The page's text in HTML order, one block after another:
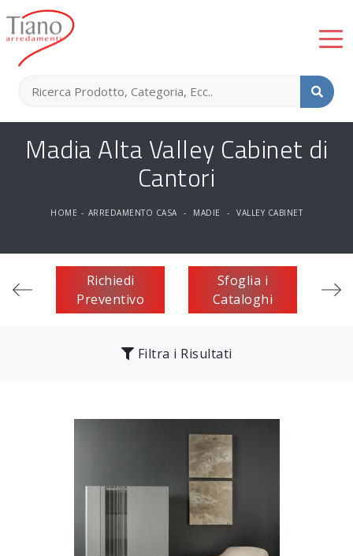
Madia Alta Valley Cabinet di
Cantori
HOME - ARREDAMENTO CASA - MADIE - VALLEY CABINET
Richiedi
Preventivo
Sfoglia i
Cataloghi
Filtra i Risultati